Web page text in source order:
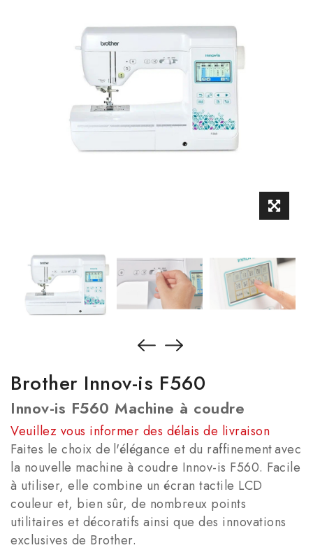
Brother Innov-is F560
Innov-is F560 Machine à coudre
Veuillez vous informer des délais de livraison
Faites le choix de l'élégance et du raffinement avec
la nouvelle machine à coudre Innov-is F560. Facile
à utiliser, elle combine un écran tactile LCD
couleur et, bien sûr, de nombreux points
utilitaires et décoratifs ainsi que des innovations
exclusives de Brother.